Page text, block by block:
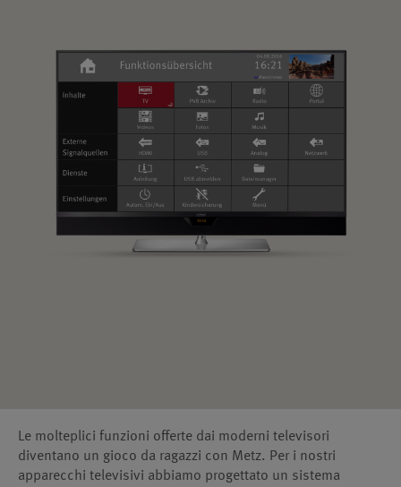
Le molteplici funzioni offerte dai moderni televisori
diventano un gioco da ragazzi con Metz. Per i nostri
apparecchi televisivi abbiamo progettato un sistema